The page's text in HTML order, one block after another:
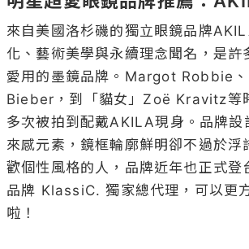
來自美國洛杉磯的獨立眼鏡品牌
化、藝術美學與永續理念聞名，是許
愛用的墨鏡品牌。Margot Robbie
Bieber，到「貓女」Zoë Kravitz等
多次被拍到配戴AKILA現身。品牌設
來感元素，鏡框輪廓鮮明卻不過於浮
歡個性風格的人，品牌近年也正式登
品牌 KlassiC. 獨家總代理，可以更
啦！